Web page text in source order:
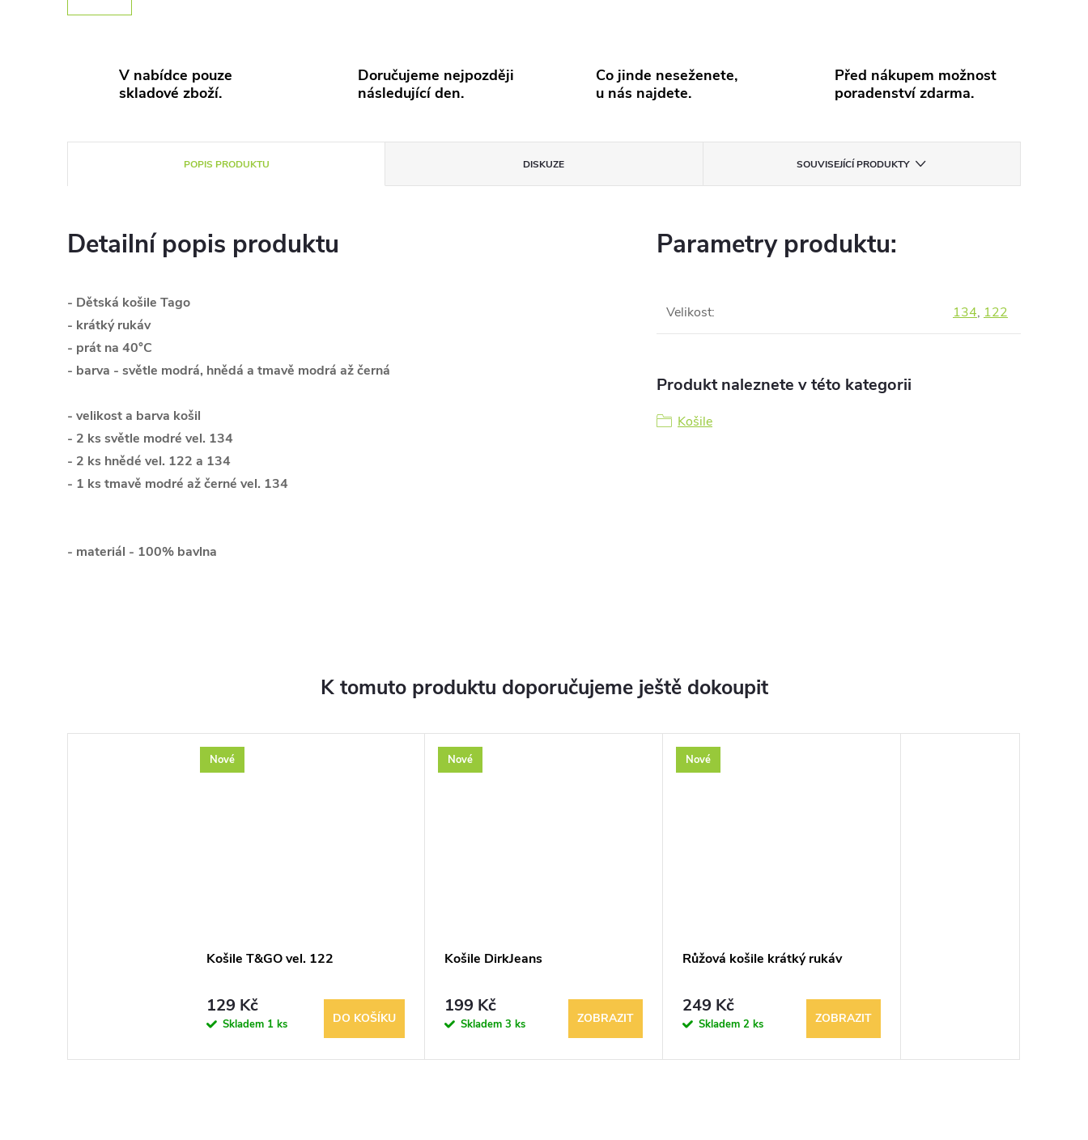
V nabídce pouze
skladové zboží.
Doručujeme nejpozději
následující den.
Co jinde neseženete,
u nás najdete.
Před nákupem možnost
poradenství zdarma.
POPIS PRODUKTU DISKUZE SOUVISEJÍCÍ PRODUKTY
Detailní popis produktu
- Dětská košile Tago
- krátký rukáv
- prát na 40°C
- barva - světle modrá, hnědá a tmavě modrá až černá
- velikost a barva košil
- 2 ks světle modré vel. 134
- 2 ks hnědé vel. 122 a 134
- 1 ks tmavě modré až černé vel. 134
- materiál - 100% bavlna
Parametry produktu:
Velikost: 134, 122
Produkt naleznete v této kategorii
Košile
K tomuto produktu doporučujeme ještě dokoupit
Nové
Košile T&GO vel. 122
129 Kč
Skladem 1 ks DO KOŠÍKU
Nové
Košile DirkJeans
199 Kč
Skladem 3 ks ZOBRAZIT
Nové
Růžová košile krátký rukáv
249 Kč
Skladem 2 ks ZOBRAZIT